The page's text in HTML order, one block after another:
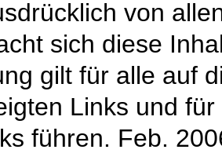
von
sich diese
gilt für alle auf
Links und
führen. Feb.